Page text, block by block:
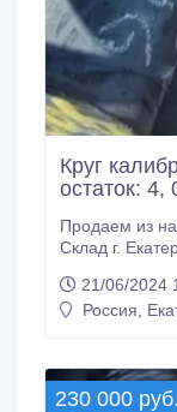
Круг
остаток:
Продаем из
Склад г.
калиброванный
ГОСТ 7417-75, 315000 руб. с НДС * Еще из
21/06/2024
Россия,
230 000 руб.